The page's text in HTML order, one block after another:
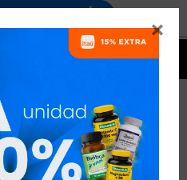

PELLIER
RECOMENDADOS